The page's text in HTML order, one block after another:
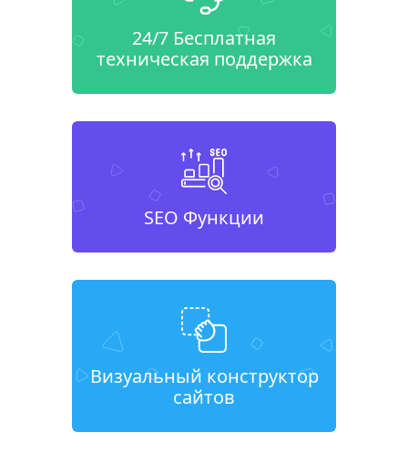
24/7 Бесплатная
техническая поддержка
SEO Функции
Визуальный конструктор
сайтов